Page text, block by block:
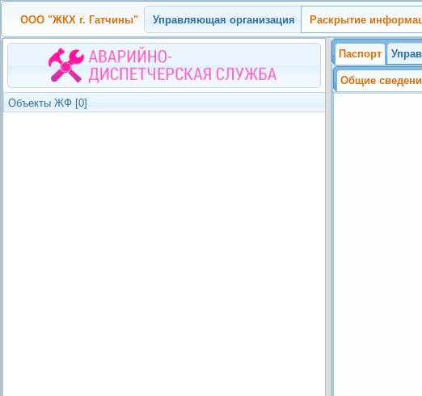
ООО "ЖКХ г. Гатчины" Управляющая организация Раскрытие
Паспорт
Общие
Объекты ЖФ [0]